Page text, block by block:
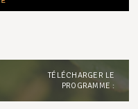
TÉLÉCHARGER LE
PROGRAMME :